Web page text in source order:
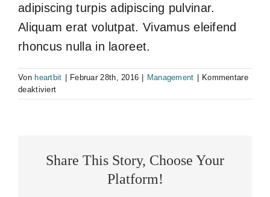
adipiscing turpis adipiscing pulvinar.
Aliquam erat volutpat. Vivamus eleifend
rhoncus nulla in laoreet.
Von heartbit | Februar 28th, 2016 | Management | Kommentare
deaktiviertfür
What
purchase
Share This Story, Choose Your
Platform!